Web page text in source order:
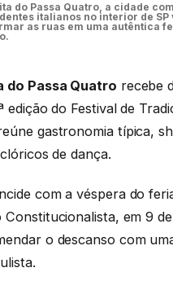
do Passa Quatro, a cidade
italianos no interior de SP
as ruas em uma autêntica
do Passa Quatro recebe
edição do Festival de
gastronomia típica,
de dança.
com a véspera do
Constitucionalista, em 9
o descanso com